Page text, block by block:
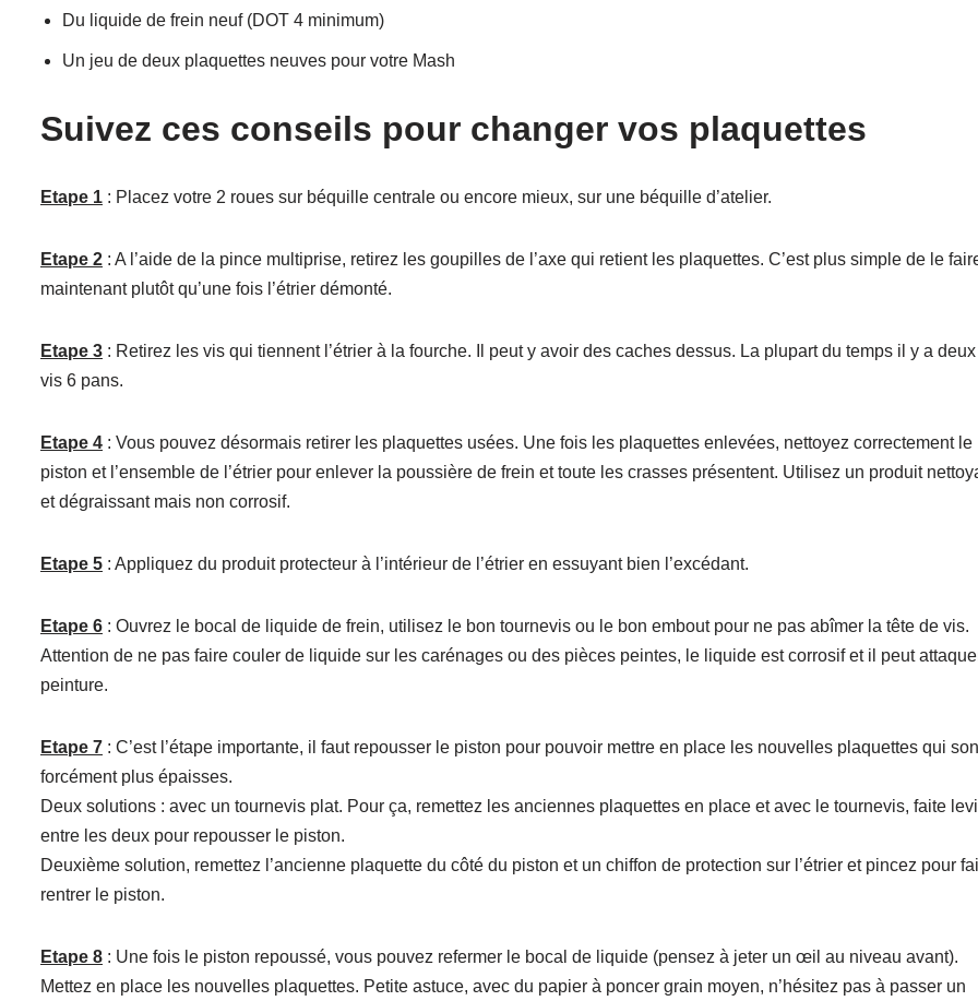
Du liquide de frein neuf (DOT 4 minimum)
Un jeu de deux plaquettes neuves pour votre Mash
Suivez ces conseils pour changer vos plaquettes
Etape 1 : Placez votre 2 roues sur béquille centrale ou encore mieux, sur une béquille d’atelier.
Etape 2 : A l’aide de la pince multiprise, retirez les goupilles de l’axe qui retient les plaquettes. C’est plus simple de le
maintenant plutôt qu’une fois l’étrier démonté.
Etape 3 : Retirez les vis qui tiennent l’étrier à la fourche. Il peut y avoir des caches dessus. La plupart du temps il y a deux
vis 6 pans.
Etape 4 : Vous pouvez désormais retirer les plaquettes usées. Une fois les plaquettes enlevées, nettoyez correctement le
piston et l’ensemble de l’étrier pour enlever la poussière de frein et toute les crasses présentent. Utilisez un produit
et dégraissant mais non corrosif.
Etape 5 : Appliquez du produit protecteur à l’intérieur de l’étrier en essuyant bien l’excédant.
Etape 6 : Ouvrez le bocal de liquide de frein, utilisez le bon tournevis ou le bon embout pour ne pas abîmer la tête de vis.
Attention de ne pas faire couler de liquide sur les carénages ou des pièces peintes, le liquide est corrosif et il peut
peinture.
Etape 7 : C’est l’étape importante, il faut repousser le piston pour pouvoir mettre en place les nouvelles plaquettes qui
forcément plus épaisses.
Deux solutions : avec un tournevis plat. Pour ça, remettez les anciennes plaquettes en place et avec le tournevis, faite
entre les deux pour repousser le piston.
Deuxième solution, remettez l’ancienne plaquette du côté du piston et un chiffon de protection sur l’étrier et pincez pour
rentrer le piston.
Etape 8 : Une fois le piston repoussé, vous pouvez refermer le bocal de liquide (pensez à jeter un œil au niveau avant).
Mettez en place les nouvelles plaquettes. Petite astuce, avec du papier à poncer grain moyen, n’hésitez pas à passer un